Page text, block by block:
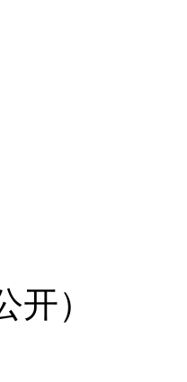
开）